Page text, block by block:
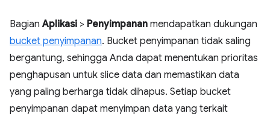
BagianAplikasi > Penyimpanan mendapatkan dukungan
bucket penyimpanan. Bucket penyimpanan tidak saling
bergantung, sehingga Anda dapat menentukan prioritas
penghapusan untuk slice data dan memastikan data
yang paling berharga tidak dihapus. Setiap bucket
penyimpanan dapat menyimpan data yang terkait